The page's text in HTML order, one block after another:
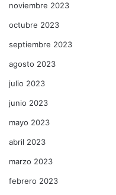
noviembre 2023
octubre 2023
septiembre 2023
agosto 2023
julio 2023
junio 2023
mayo 2023
abril 2023
marzo 2023
febrero 2023